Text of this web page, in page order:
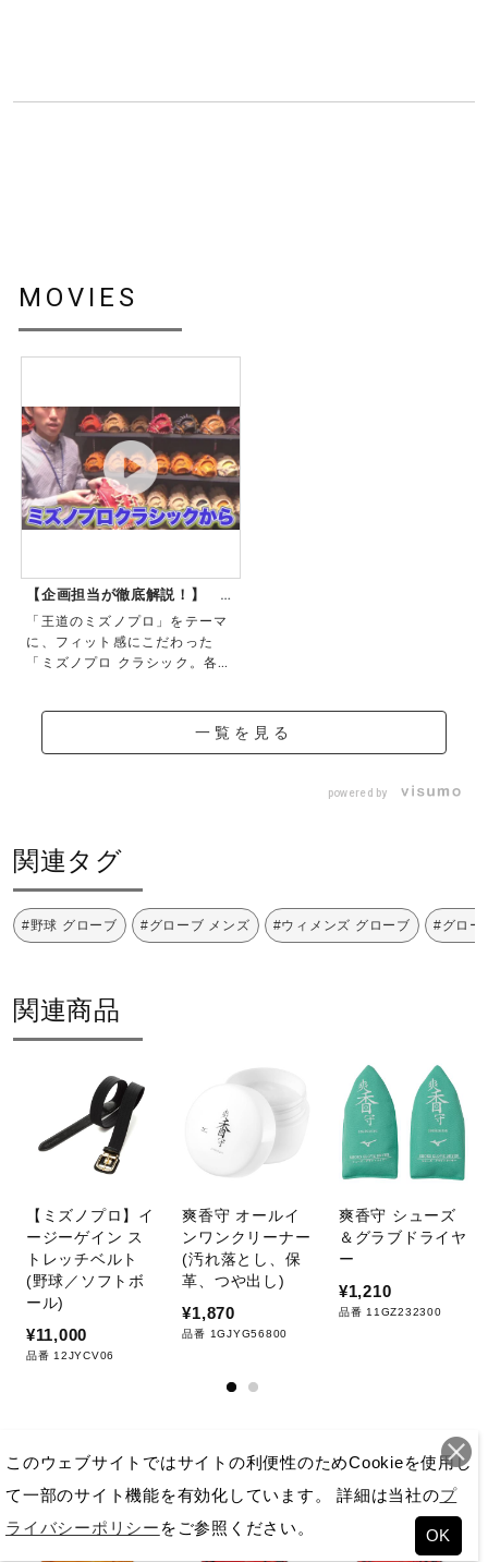
MOVIES
【企画担当が徹底解説！】 フ
ィット感にこ...
「王道のミズノプロ」をテーマ
に、フィット感にこだわった
「ミズノプロ クラシック。各モ
一覧を見る
powered by
関連タグ
#野球 グローブ #グローブ メンズ #ウィメンズ グローブ #グロー
関連商品
【ミズノプロ】イ
ージーゲイン ス
トレッチベルト
(野球／ソフトボ
ール)
¥11,000
品番 12JYCV06
爽香守 オールイ
ンワンクリーナー
(汚れ落とし、保
革、つや出し)
¥1,870
品番 1GJYG56800
爽香守 シューズ
＆グラブドライヤ
ー
¥1,210
品番 11GZ232300
おすすめ商品
OK
このウェブサイトではサイトの利便性のためCookieを使用し
て一部のサイト機能を有効化しています。 詳細は当社のプ
ライバシーポリシー をご参照ください。